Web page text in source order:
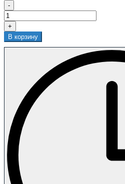
-
+
В корзину